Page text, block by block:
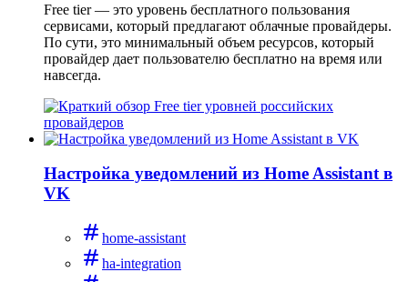
Free tier — это уровень бесплатного пользования
сервисами, который предлагают облачные провайдеры.
По сути, это минимальный объем ресурсов, который
провайдер дает пользователю бесплатно на время или
навсегда.
Настройка уведомлений из Home Assistant в
VK
home-assistant
ha-integration